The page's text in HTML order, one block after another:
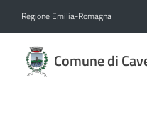
Regione Emilia-Romagna
Comune di
di